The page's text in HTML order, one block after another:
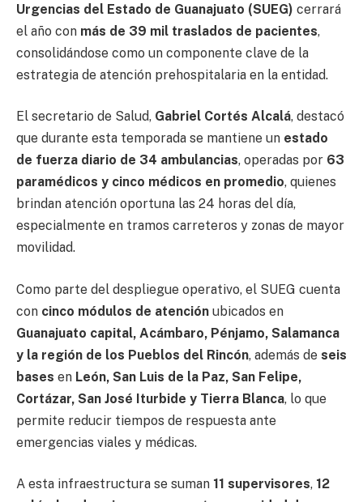
Urgencias del Estado de Guanajuato (SUEG) cerrará
el año con más de 39 mil traslados de pacientes,
consolidándose como un componente clave de la
estrategia de atención prehospitalaria en la entidad.
El secretario de Salud, Gabriel Cortés Alcalá, destacó
que durante esta temporada se mantiene un estado
de fuerza diario de 34 ambulancias, operadas por 63
paramédicos y cinco médicos en promedio, quienes
brindan atención oportuna las 24 horas del día,
especialmente en tramos carreteros y zonas de mayor
movilidad.
Como parte del despliegue operativo, el SUEG cuenta
con cinco módulos de atención ubicados en
Guanajuato capital, Acámbaro, Pénjamo, Salamanca
y la región de los Pueblos del Rincón, además de seis
bases en León, San Luis de la Paz, San Felipe,
Cortázar, San José Iturbide y Tierra Blanca, lo que
permite reducir tiempos de respuesta ante
emergencias viales y médicas.
A esta infraestructura se suman 11 supervisores, 12